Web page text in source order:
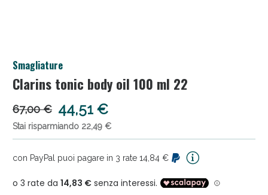
Smagliature
Clarins tonic body oil 100 ml 22
67,00 € 44,51 €
Stai risparmiando 22,49 €
con PayPal puoi pagare in 3 rate 14,84 €